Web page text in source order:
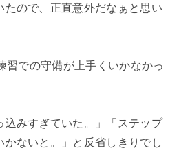
たので、正直意外だなぁと思い
習での守備が上手くいかなかっ
込みすぎていた。」「ステップ
かないと。」と反省しきりでし